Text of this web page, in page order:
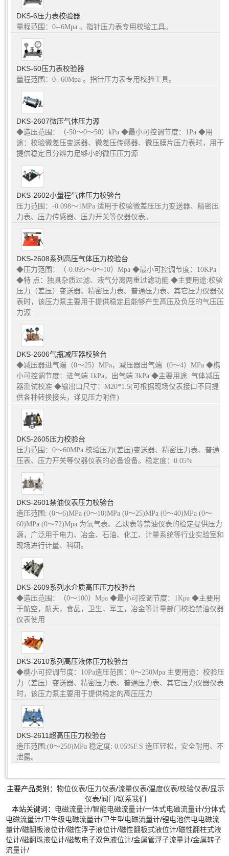
DKS-6压力表校验器
量程范围：0--6Mpa 。指针压力表专用校验工具。
DKS-60压力表校验器
量程范围：0--60Mpa 。指针压力表专用校验工具。
DKS-2607微压气体压力源
◆造压范围：（-50～0～50）kPa ◆最小可控调节度：1Pa ◆用
途：校验微差压变送器、微差压传感器、微压膜片压力表时，用于
提供稳定且分辨力足够小的微压压力源
DKS-2602小量程气体压力校验台
压力范围：-0.098～1MPa 适用于校验微差压压力变送器、精密压
力表、压力传感器、压力开关等仪器仪表。
DKS-2608系列高压气体压力校验台
◆压力范围：（-0.095～0～10）Mpa ◆最小可控调节度：10KPa
◆特 点：独具杂质过滤、液气分离两重过滤功能 ◆主要用途:校验
压力（差压）变送器、精密压力表、普通压力表、其它压力仪器仪
表时，该压力泵主要用于提供稳定且能够产生高压及负压的气压压
力源
DKS-2606气瓶减压器校验台
◆减压器进气端（0～25）MPa，减压器出气端（0～4）MPa ◆槜
小可控调节度：进气端 1kPa，出气端 3kPa ◆主要用途: 气体减压
器测试校准 ◆输出口尺寸：M20*1.5(可根据现场仪表接口不同提
供各种转换接头，详见压力附件)
DKS-2605压力校验台
压力范围：0～60MPa 校验压力(差压)变送器、精密压力表、普通
压表、压力开关等仪器仪表的必备设备。稳定度：0.05%
DKS-2601禁油仪表压力校验台
造压范围: (0～6)MPa (0～10)MPa (0～25)MPa (0～40)MPa (0～
60)MPa (0～72)Mpa 为氧气表、乙炔表等禁油仪表的检定提供压力
源，广泛用于电力、冶金、石油、化工、计量系统等行业实验室和
现场进行计量、科研。
DKS-2609系列水介质高压压力校验台
◆造压范围：（0～100）Mpa ◆最小可控调节度：1Kpa ◆主要用
于航空，航天，食品，卫生，军工，冶金等计量部门校验禁油仪器
仪表使用
DKS-2610系列高压液体压力校验台
◆槜小可控调节度：10Pa造压范围：0～250Mpa 主要用途：校验压
力（差压）变送器、精密压力表、普通压力表、其它压力仪器仪表
时，该压力泵主要用于提供稳定的高压压力
DKS-2611超高压压力校验台
造压范围:(0～250)MPa 稳定度: 0.05%F.S 造压轻松，安全耐用、不
泄露。
主要产品类别： 物位仪表/压力仪表/流量仪表/温度仪表/校验仪表/显示
仪表/阀门/联系我们
本站关键词： 电磁流量计/智能电磁流量计/一体式电磁流量计/分体式
电磁流量计/卫生级电磁流量计/卫生型电磁流量计/锂电池供电电磁流
量计/磁翻板液位计/磁性浮子液位计/磁性翻板式液位计/磁性翻柱式液
位计/磁翻珠液位计/磁敏电子双色液位计/金属管浮子流量计/金属转子
流量计/